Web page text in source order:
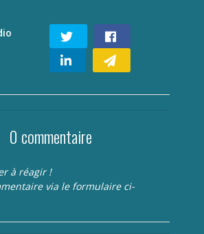
0 commentaire
à réagir !
via le formulaire ci-